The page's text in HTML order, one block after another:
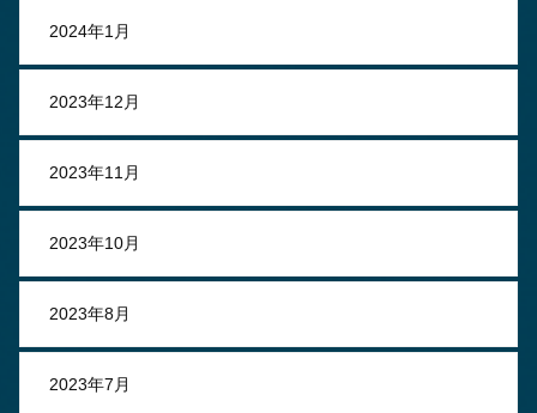
2024年1月
2023年12月
2023年11月
2023年10月
2023年8月
2023年7月